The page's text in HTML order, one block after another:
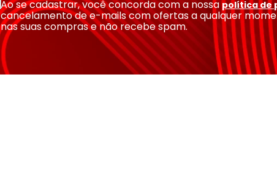
Ao se cadastrar, você concorda com a nossa política de
cancelamento de e-mails com ofertas a qualquer
nas suas compras e não recebe spam.